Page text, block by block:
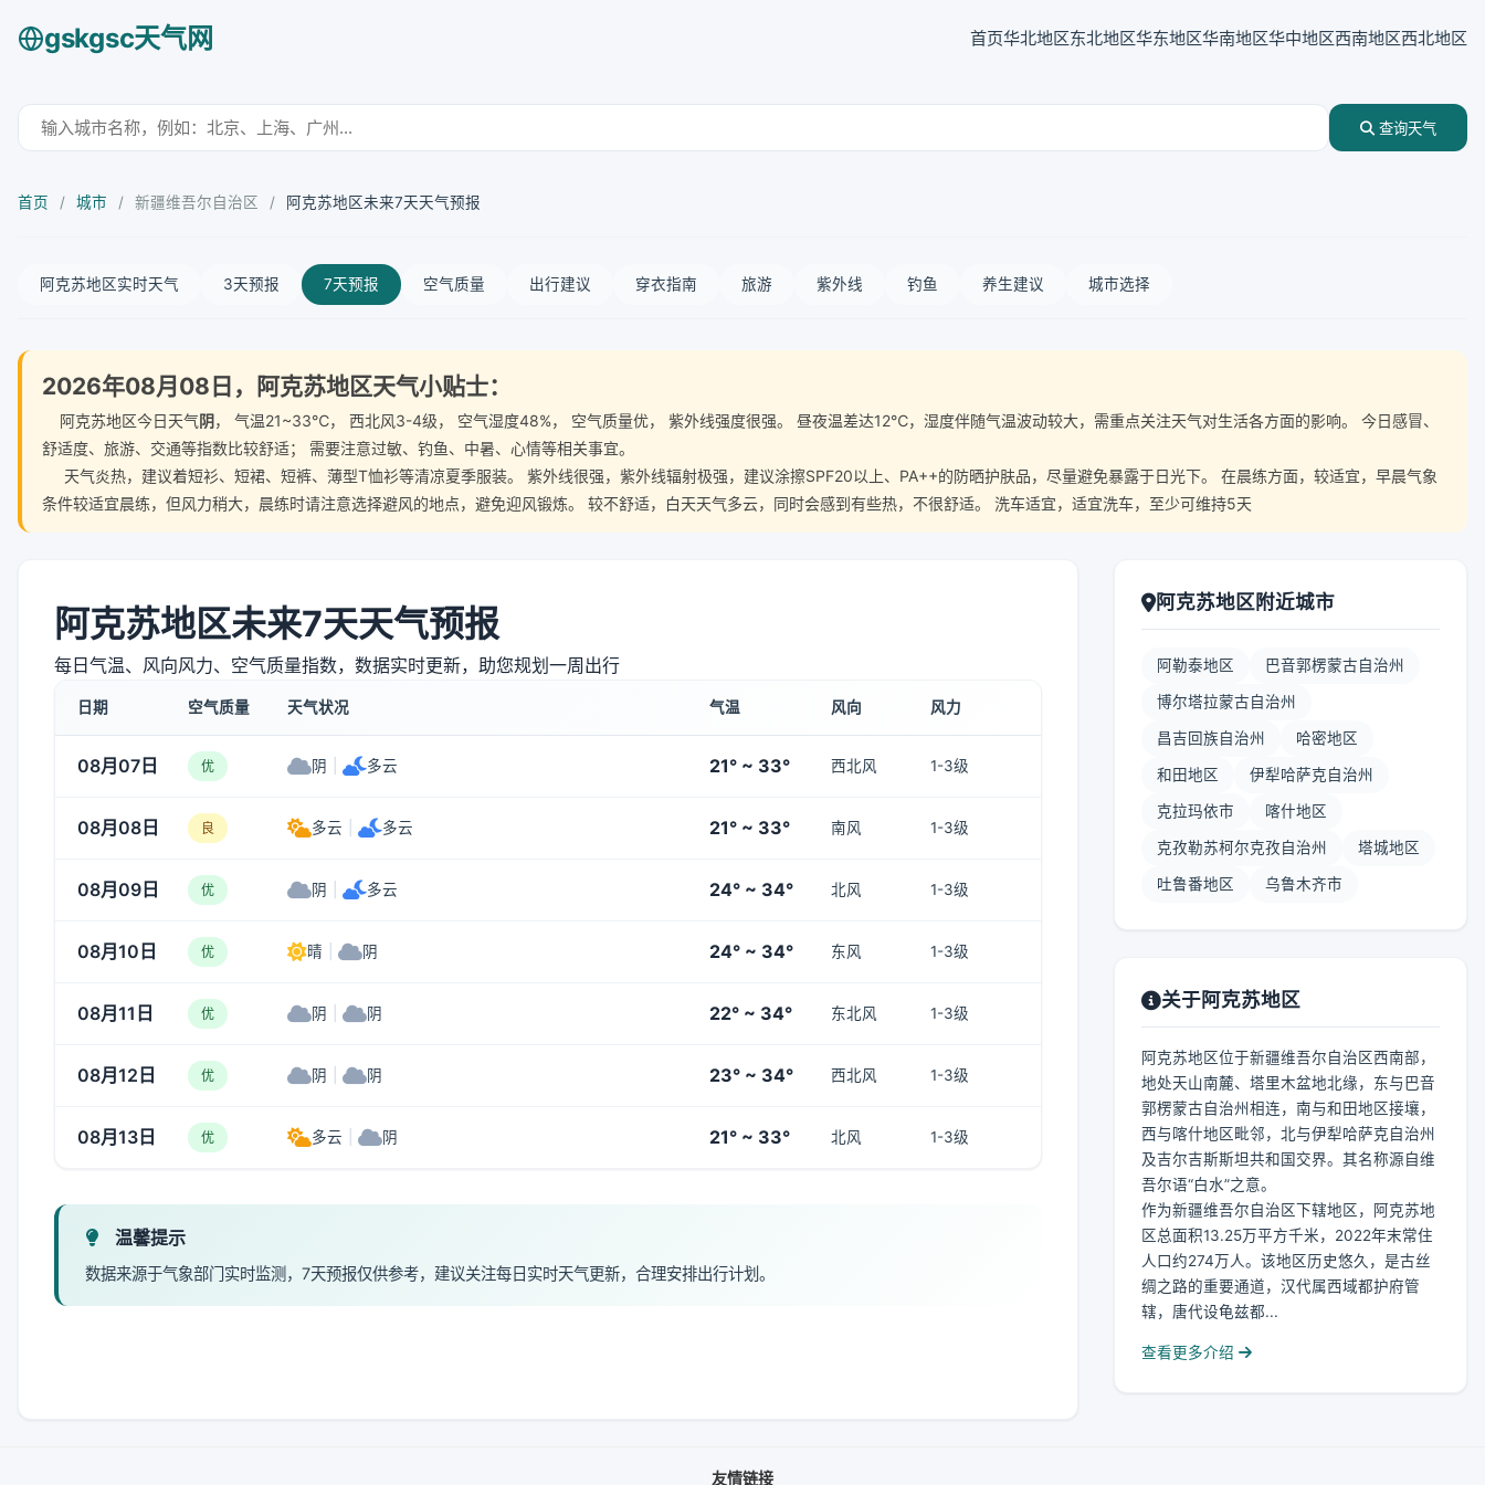
gskgsc天气网 首页华北地区东北地区华东地区华南地区华中地区西南地区西北地区
查询天气
首页 / 城市 / 新疆维吾尔自治区 / 阿克苏地区未来7天天气预报
阿克苏地区实时天气 3天预报 7天预报 空气质量 出行建议 穿衣指南 旅游 紫外线 钓鱼 养生建议 城市选择
2026年08月08日，阿克苏地区天气小贴士：
阿克苏地区今日天气阴， 气温21~33℃， 西北风3-4级， 空气湿度48%， 空气质量优， 紫外线强度很强。 昼夜温差达12℃，湿度伴随气温波动较大，需重点关注天气对生活各方面的影响。 今日感冒、
舒适度、旅游、交通等指数比较舒适； 需要注意过敏、钓鱼、中暑、心情等相关事宜。
天气炎热，建议着短衫、短裙、短裤、薄型T恤衫等清凉夏季服装。 紫外线很强，紫外线辐射极强，建议涂擦SPF20以上、PA++的防晒护肤品，尽量避免暴露于日光下。 在晨练方面，较适宜，早晨气象
条件较适宜晨练，但风力稍大，晨练时请注意选择避风的地点，避免迎风锻炼。 较不舒适，白天天气多云，同时会感到有些热，不很舒适。 洗车适宜，适宜洗车，至少可维持5天
阿克苏地区未来7天天气预报
每日气温、风向风力、空气质量指数，数据实时更新，助您规划一周出行
日期 空气质量 天气状况 气温 风向 风力
08月07日 优 阴 多云 21° ~ 33° 西北风 1-3级
08月08日 良 多云 多云 21° ~ 33° 南风 1-3级
08月09日 优 阴 多云 24° ~ 34° 北风 1-3级
08月10日 优 晴 阴 24° ~ 34° 东风 1-3级
08月11日 优 阴 阴 22° ~ 34° 东北风 1-3级
08月12日 优 阴 阴 23° ~ 34° 西北风 1-3级
08月13日 优 多云 阴 21° ~ 33° 北风 1-3级
温馨提示
数据来源于气象部门实时监测，7天预报仅供参考，建议关注每日实时天气更新，合理安排出行计划。
阿克苏地区附近城市
阿勒泰地区 巴音郭楞蒙古自治州
博尔塔拉蒙古自治州
昌吉回族自治州 哈密地区
和田地区 伊犁哈萨克自治州
克拉玛依市 喀什地区
克孜勒苏柯尔克孜自治州 塔城地区
吐鲁番地区 乌鲁木齐市
关于阿克苏地区
阿克苏地区位于新疆维吾尔自治区西南部，
地处天山南麓、塔里木盆地北缘，东与巴音
郭楞蒙古自治州相连，南与和田地区接壤，
西与喀什地区毗邻，北与伊犁哈萨克自治州
及吉尔吉斯斯坦共和国交界。其名称源自维
吾尔语“白水”之意。
作为新疆维吾尔自治区下辖地区，阿克苏地
区总面积13.25万平方千米，2022年末常住
人口约274万人。该地区历史悠久，是古丝
绸之路的重要通道，汉代属西域都护府管
辖，唐代设龟兹都...
查看更多介绍
友情链接